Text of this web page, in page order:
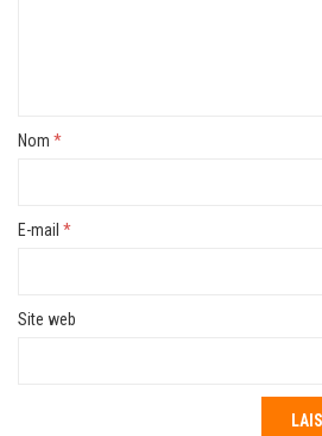
Nom *
E-mail *
Site web